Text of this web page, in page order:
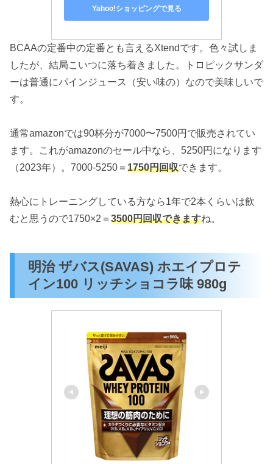
Yahoo!ショッピングで見る
BCAAの定番中の定番とも言えるXtendです。色々試しま
したが、結局こいつに落ち着きました。トロピックサンダ
ーは普通にパインジュース（安い味の）なので美味しいで
す。
通常amazonでは90杯分が7000〜7500円で販売されてい
ます。これがamazonのセール中なら、5250円になります
（2023年）。7000-5250＝ 1750円回収できます。
熱心にトレーニングしている方なら1年で2本くらいは飲
むと思うので1750×2＝ 3500円回収できますね。
明治 ザバス(SAVAS) ホエイプロテ
イン100 リッチショコラ味 980g